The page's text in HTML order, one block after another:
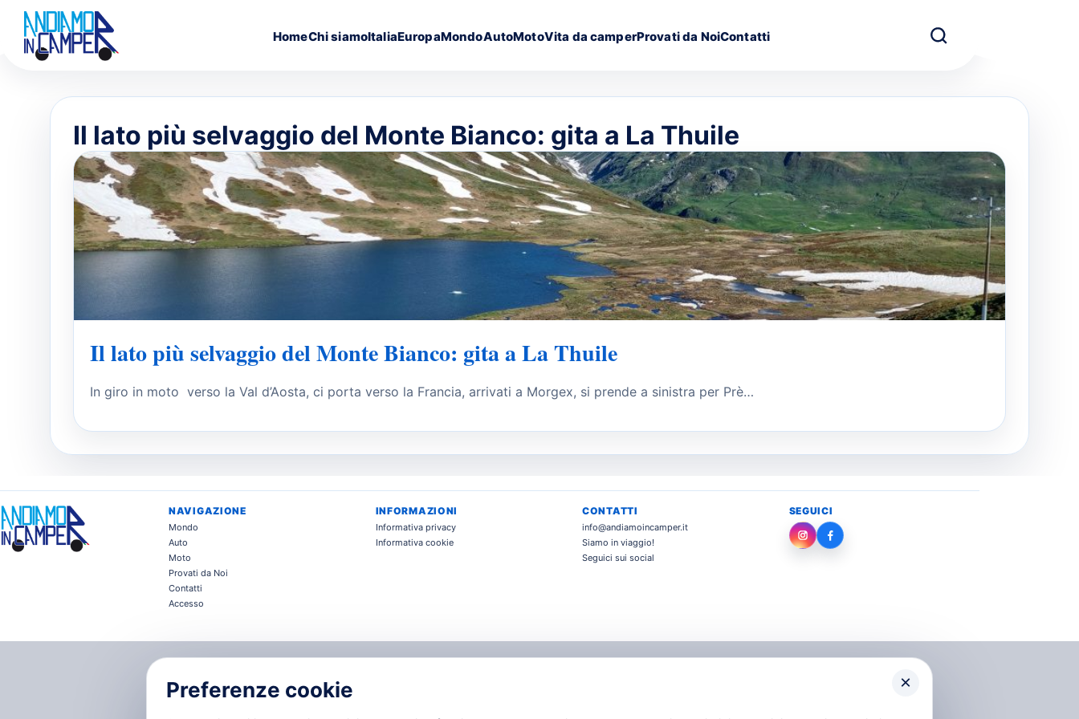
Salta
al
contenuto
HomeChi siamoItaliaEuropaMondoAutoMotoVita da camperProvati da NoiContatti
Il lato più selvaggio del Monte Bianco: gita a La Thuile
Il lato più selvaggio del Monte Bianco: gita a La Thuile
In giro in moto verso la Val d’Aosta, ci porta verso la Francia, arrivati a Morgex, si prende a sinistra per Prè…
NAVIGAZIONE
Mondo
Auto
Moto
Provati da Noi
Contatti
Accesso
INFORMAZIONI
Informativa privacy
Informativa cookie
CONTATTI
info@andiamoincamper.it
Siamo in viaggio!
Seguici sui social
SEGUICI
InstagramFacebook
×
Preferenze cookie